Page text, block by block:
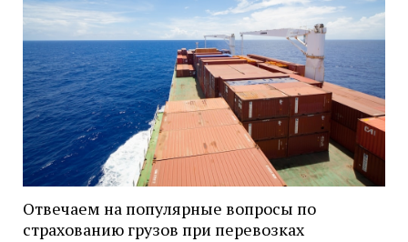
Отвечаем на популярные вопросы по
страхованию грузов при перевозках